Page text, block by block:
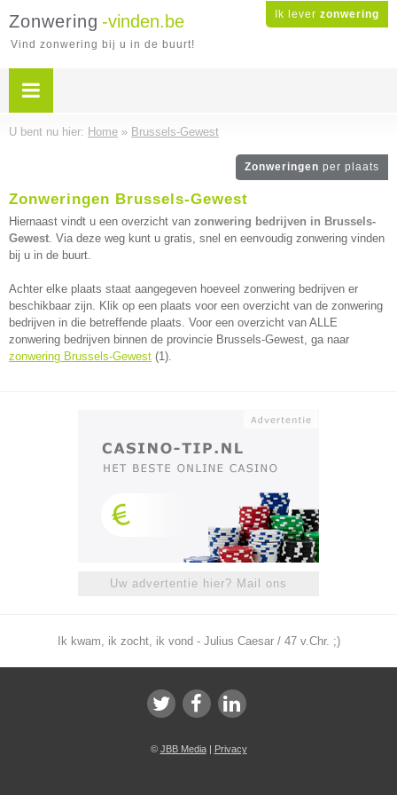
Ik lever zonwering
Zonwering -vinden.be
Vind zonwering bij u in de buurt!
U bent nu hier: Home » Brussels-Gewest
Zonweringen per plaats
Zonweringen Brussels-Gewest
Hiernaast vindt u een overzicht van zonwering bedrijven in Brussels-
Gewest. Via deze weg kunt u gratis, snel en eenvoudig zonwering vinden
bij u in de buurt.
Achter elke plaats staat aangegeven hoeveel zonwering bedrijven er
beschikbaar zijn. Klik op een plaats voor een overzicht van de zonwering
bedrijven in die betreffende plaats. Voor een overzicht van ALLE
zonwering bedrijven binnen de provincie Brussels-Gewest, ga naar
zonwering Brussels-Gewest (1).
Uw advertentie hier? Mail ons
Ik kwam, ik zocht, ik vond - Julius Caesar / 47 v.Chr. ;)
© JBB Media| Privacy